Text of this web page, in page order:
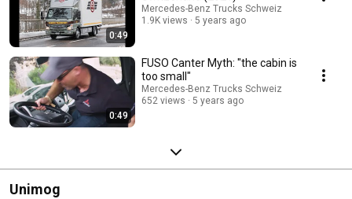
0:49
Mercedes-Benz Trucks Schweiz
1.9K views
5 years ago
0:49
FUSO Canter Myth: "the cabin is
too small"
Mercedes-Benz Trucks Schweiz
652 views
5 years ago
Unimog